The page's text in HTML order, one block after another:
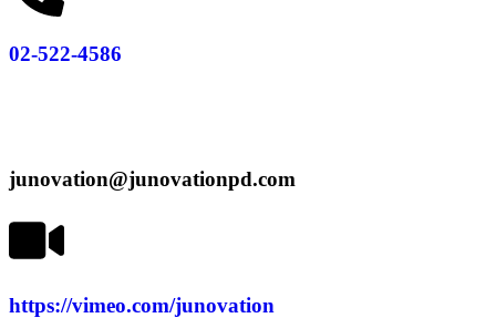
02-522-4586
junovation@junovationpd.com
https://vimeo.com/junovation